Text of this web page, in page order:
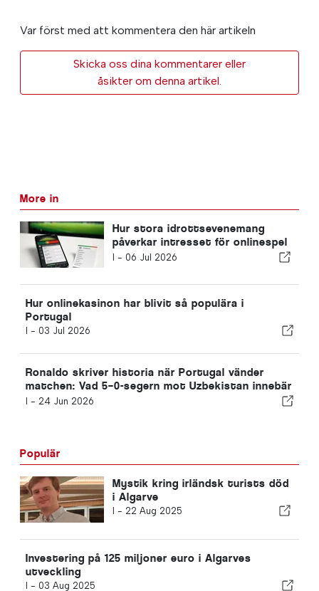
Var först med att kommentera den här artikeln
Skicka oss dina kommentarer eller
åsikter om denna artikel.
More in
Hur stora idrottsevenemang
påverkar intresset för onlinespel
i Portugal
I - 06 Jul 2026
Hur onlinekasinon har blivit så populära i
Portugal
I - 03 Jul 2026
Ronaldo skriver historia när Portugal vänder
matchen: Vad 5–0-segern mot Uzbekistan innebär
för resten av grupp K
I - 24 Jun 2026
Populär
Mystik kring irländsk turists död
i Algarve
I - 22 Aug 2025
Investering på 125 miljoner euro i Algarves
utveckling
I - 03 Aug 2025